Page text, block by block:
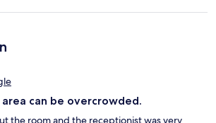
can be overcrowded.
the room and the receptionist was very